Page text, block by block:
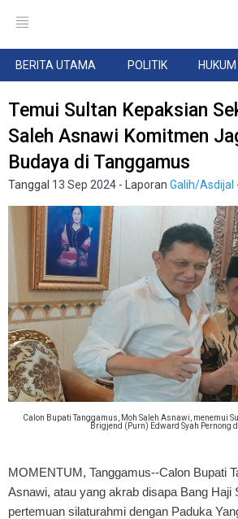
BERITA UTAMA POLITIK HUKUM
Temui Sultan Kepaksian
Saleh Asnawi Komitmen
Budaya di Tanggamus
Tanggal 13 Sep 2024 - Laporan Galih/Asdijal
Calon Bupati Tanggamus, Moh Saleh Asnawi, menemui
Brigjend (Purn) Edward Syah Pernong
MOMENTUM, Tanggamus--Calon Bupati
Asnawi, atau yang akrab disapa Bang Haji
pertemuan silaturahmi dengan Paduka